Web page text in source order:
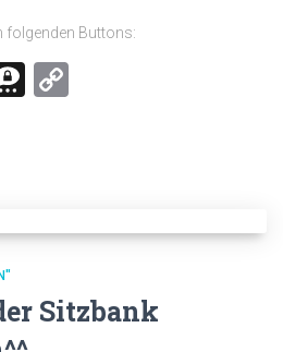
folgenden Buttons:
Threema
Sitzbank